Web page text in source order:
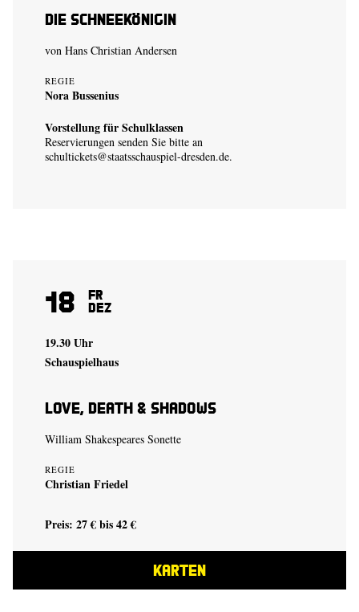
Die Schneekönigin
von Hans Christian Andersen
REGIE
Nora Bussenius
Vorstellung für Schulklassen
Reservierungen senden Sie bitte an
schultickets@staatsschauspiel-dresden.de.
18 Fr
Dez
19.30 Uhr
Schauspielhaus
Love, Death & Shadows
William Shakespeares Sonette
REGIE
Christian Friedel
Preis: 27 € bis 42 €
KARTEN